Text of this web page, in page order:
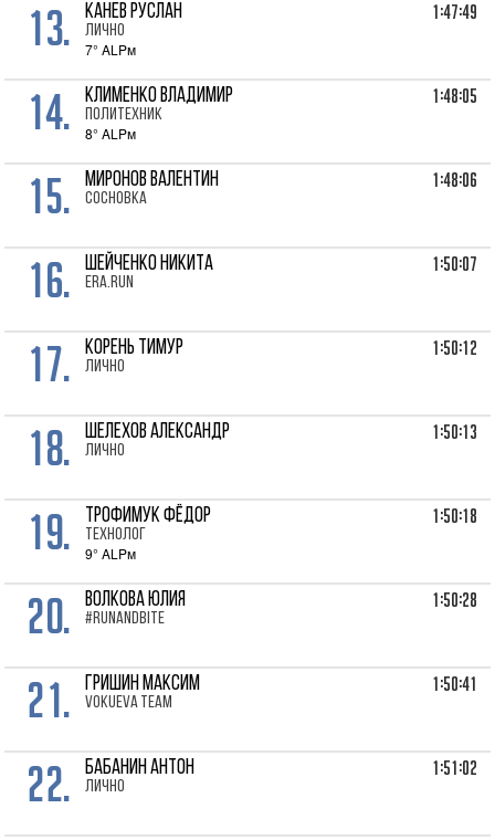
13. КАНЕВ Руслан
лично
7° ALPм
1:47:49
14. КЛИМЕНКО Владимир
Политехник
8° ALPм
1:48:05
15. МИРОНОВ Валентин
Сосновка
1:48:06
16. ШЕЙЧЕНКО Никита
ERA.RUN
1:50:07
17. КОРЕНЬ Тимур
лично
1:50:12
18. ШЕЛЕХОВ Александр
лично
1:50:13
19. ТРОФИМУК Фёдор
Технолог
9° ALPм
1:50:18
20. ВОЛКОВА Юлия
#runandbite
1:50:28
21. ГРИШИН Максим
VOKUEVA TEAM
1:50:41
22. БАБАНИН Антон
лично
1:51:02